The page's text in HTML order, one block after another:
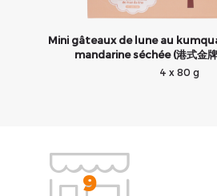
Mini gâteaux de lune au
mandarine séchée (港式金
4 x 80 g
9